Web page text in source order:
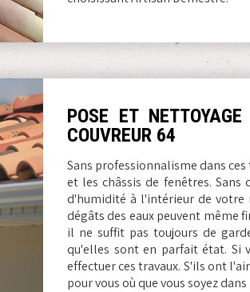
POSE ET
COUVREUR 64
Sans professionnalisme dans
et les châssis de fenêtres. Sans
d'humidité à l'intérieur de votre
dégâts des eaux peuvent même
il ne suffit pas toujours de
qu'elles sont en parfait état. Si
effectuer ces travaux. S'ils ont
pour vous où que vous soyez